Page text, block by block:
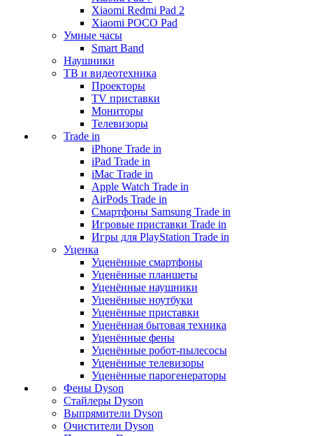
Xiaomi Redmi Pad 2
Xiaomi POCO Pad
Умные часы
Smart Band
Наушники
ТВ и видеотехника
Проекторы
TV приставки
Мониторы
Телевизоры
Trade in
iPhone Trade in
iPad Trade in
iMac Trade in
Apple Watch Trade in
AirPods Trade in
Смартфоны Samsung Trade in
Игровые приставки Trade in
Игры для PlayStation Trade in
Уценка
Уценённые смартфоны
Уценённые планшеты
Уценённые наушники
Уценённые ноутбуки
Уценённые приставки
Уценённая бытовая техника
Уценённые фены
Уценённые робот-пылесосы
Уценённые телевизоры
Уценённые парогенераторы
Фены Dyson
Стайлеры Dyson
Выпрямители Dyson
Очистители Dyson